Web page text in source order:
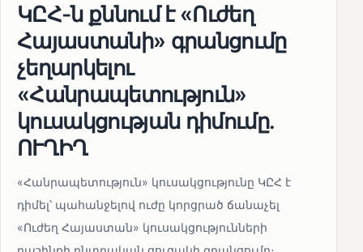
ԿԸՀ-ն քննում է «Ուժեղ
Հայաստանի» գրանցումը
չեղարկելու
«Հանրապետություն»
կուսակցության դիմումը.
ՈՒՂԻՂ
«Հանրապետություն» կուսակցությունը ԿԸՀ է
դիմել՝ պահանջելով ուժը կորցրած ճանաչել
«Ուժեղ Հայաստան» կուսակցությունների